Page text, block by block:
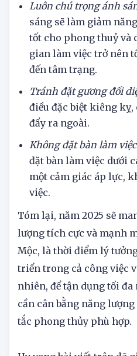
vì hành Thủy sẽ triệt
Luôn chú trọng ánh
sáng sẽ làm giảm
tốt cho phong thuỷ và
gian làm việc trở nên
đến tâm trạng.
Tránh đặt gương đối
điều đặc biệt kiêng
đẩy ra ngoài.
Không đặt bàn làm
đặt bàn làm việc dưới
một cảm giác áp lực,
việc.
Tóm lại, năm 2025 sẽ
lượng tích cực và mạnh
Mộc, là thời điểm lý tưởng
triển trong cả công việc
nhiên, để tận dụng tối đa
cần cân bằng năng lượng